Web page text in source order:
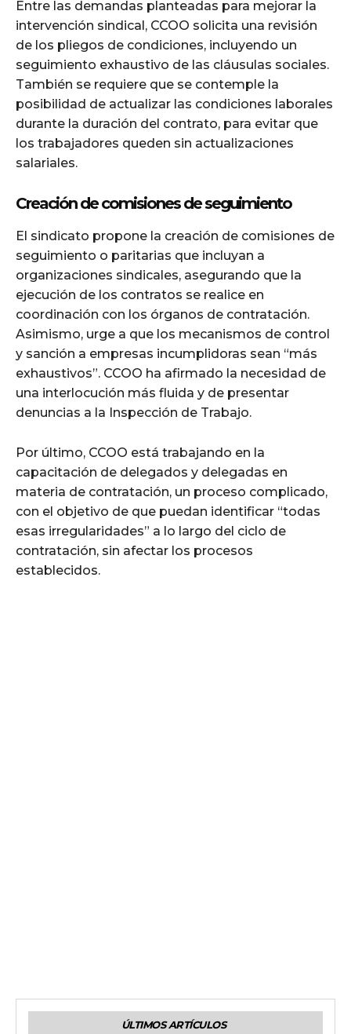
Entre las demandas planteadas para mejorar la
intervención sindical, CCOO solicita una revisión
de los pliegos de condiciones, incluyendo un
seguimiento exhaustivo de las cláusulas sociales.
También se requiere que se contemple la
posibilidad de actualizar las condiciones laborales
durante la duración del contrato, para evitar que
los trabajadores queden sin actualizaciones
salariales.
Creación de comisiones de seguimiento
El sindicato propone la creación de comisiones de
seguimiento o paritarias que incluyan a
organizaciones sindicales, asegurando que la
ejecución de los contratos se realice en
coordinación con los órganos de contratación.
Asimismo, urge a que los mecanismos de control
y sanción a empresas incumplidoras sean “más
exhaustivos”. CCOO ha afirmado la necesidad de
una interlocución más fluida y de presentar
denuncias a la Inspección de Trabajo.
Por último, CCOO está trabajando en la
capacitación de delegados y delegadas en
materia de contratación, un proceso complicado,
con el objetivo de que puedan identificar “todas
esas irregularidades” a lo largo del ciclo de
contratación, sin afectar los procesos
establecidos.
ÚLTIMOS ARTÍCULOS